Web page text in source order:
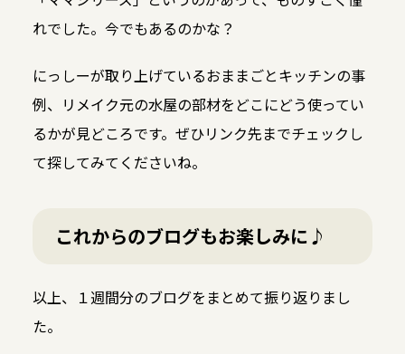
れでした。今でもあるのかな？
にっしーが取り上げているおままごとキッチンの事
例、リメイク元の水屋の部材をどこにどう使ってい
るかが見どころです。ぜひリンク先までチェックし
て探してみてくださいね。
これからのブログもお楽しみに♪
以上、１週間分のブログをまとめて振り返りまし
た。